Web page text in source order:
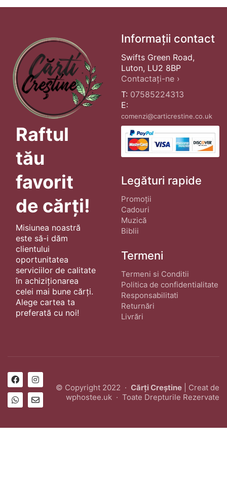
Raftul
tău
favorit
de cărți!
Misiunea noastră
este să-i dăm
clientului
oportunitatea
serviciilor de calitate
în achiziționarea
celei mai bune cărți.
Alege cartea ta
preferată cu noi!
Informații contact
Swifts Green Road,
Luton, LU2 8BP
Contactați-ne ›
T: 07585224313
E:
comenzi@carticrestine.co.uk
Legături rapide
Promoții
Cadouri
Muzică
Biblii
Termeni
Termeni si Conditii
Politica de confidentialitate
Responsabilitati
Returnări
Livrări
© Copyright 2022 · Cărți Creștine | Creat de
wphostee.uk · Toate Drepturile Rezervate